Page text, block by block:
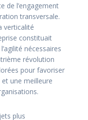
de l’engagement
transversale.
verticalité
constituait
nécessaires
révolution
pour favoriser
une meilleure
plus